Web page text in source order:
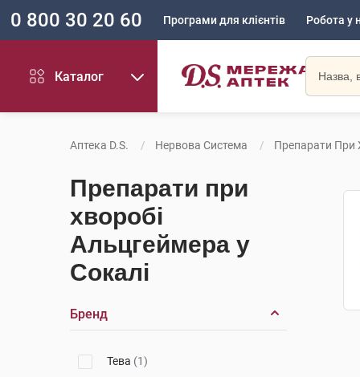
0 800 30 20 60 Програми для клієнтів Робота у
Каталог
Аптека D.S. Нервова Система Препарати При
Препарати при
хворобі
Альцгеймера у
Сокалі
Бренд
Тева (1)